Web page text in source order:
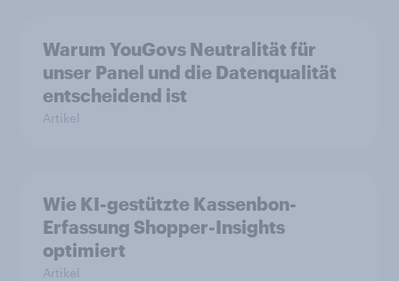
Warum YouGovs Neutralität für
unser Panel und die Datenqualität
entscheidend ist
Artikel
Wie KI-gestützte Kassenbon-
Erfassung Shopper-Insights
optimiert
Artikel